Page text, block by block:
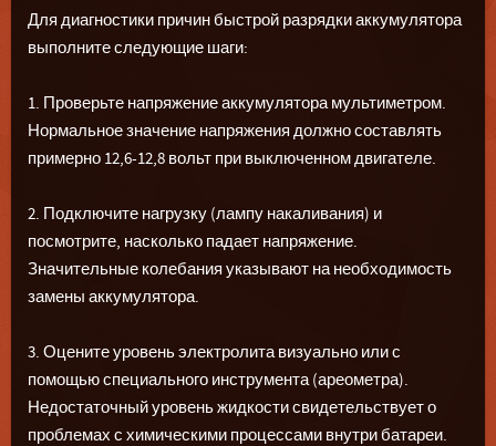
Для диагностики причин быстрой разрядки аккумулятора
выполните следующие шаги:
1. Проверьте напряжение аккумулятора мультиметром.
Нормальное значение напряжения должно составлять
примерно 12,6-12,8 вольт при выключенном двигателе.
2. Подключите нагрузку (лампу накаливания) и
посмотрите, насколько падает напряжение.
Значительные колебания указывают на необходимость
замены аккумулятора.
3. Оцените уровень электролита визуально или с
помощью специального инструмента (ареометра).
Недостаточный уровень жидкости свидетельствует о
проблемах с химическими процессами внутри батареи.